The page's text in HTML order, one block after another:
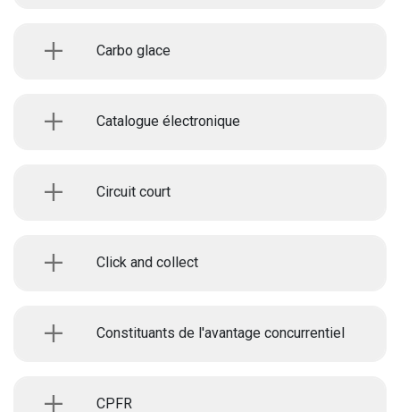
Carbo glace
Catalogue électronique
Circuit court
Click and collect
Constituants de l'avantage concurrentiel
CPFR